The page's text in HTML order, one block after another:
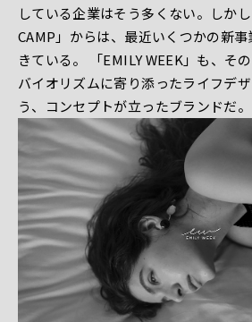
している企業はそう多くない。しか
CAMP」からは、最近いくつかの新
きている。 「EMILY WEEK」も、そ
バイオリズムに寄り添ったライフデ
う、コンセプトが立ったブランドだ。